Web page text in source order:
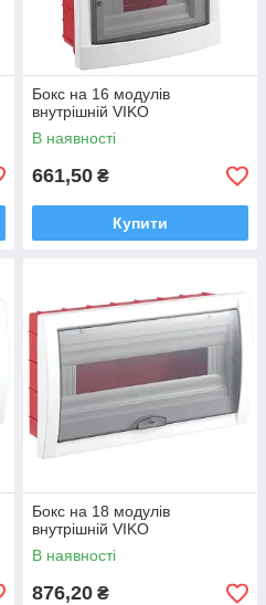
Бокс на 16 модулів
внутрішній VIKO
В наявності
661,50 ₴
Купити
Бокс на 18 модулів
внутрішній VIKO
В наявності
876,20 ₴